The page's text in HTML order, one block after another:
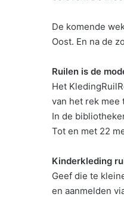
De komende
Oost. En na de
Ruilen is de
Het
van het rek mee
In de
Tot en met 22
Kinderkleding
Geef die te
en aanmelden